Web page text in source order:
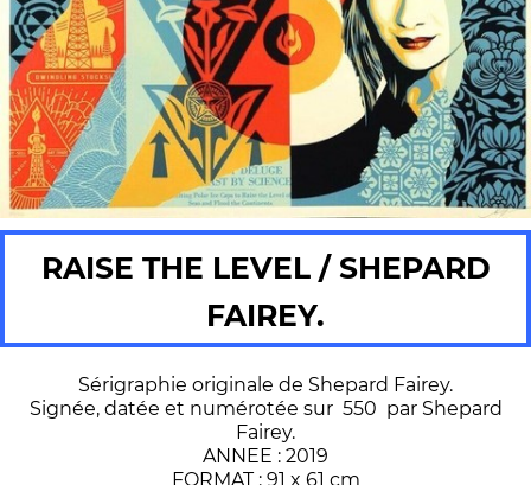
RAISE THE LEVEL / SHEPARD
FAIREY.
Sérigraphie originale de Shepard Fairey.
Signée, datée et numérotée sur 550 par Shepard
Fairey.
ANNEE : 2019
FORMAT : 91 x 61 cm